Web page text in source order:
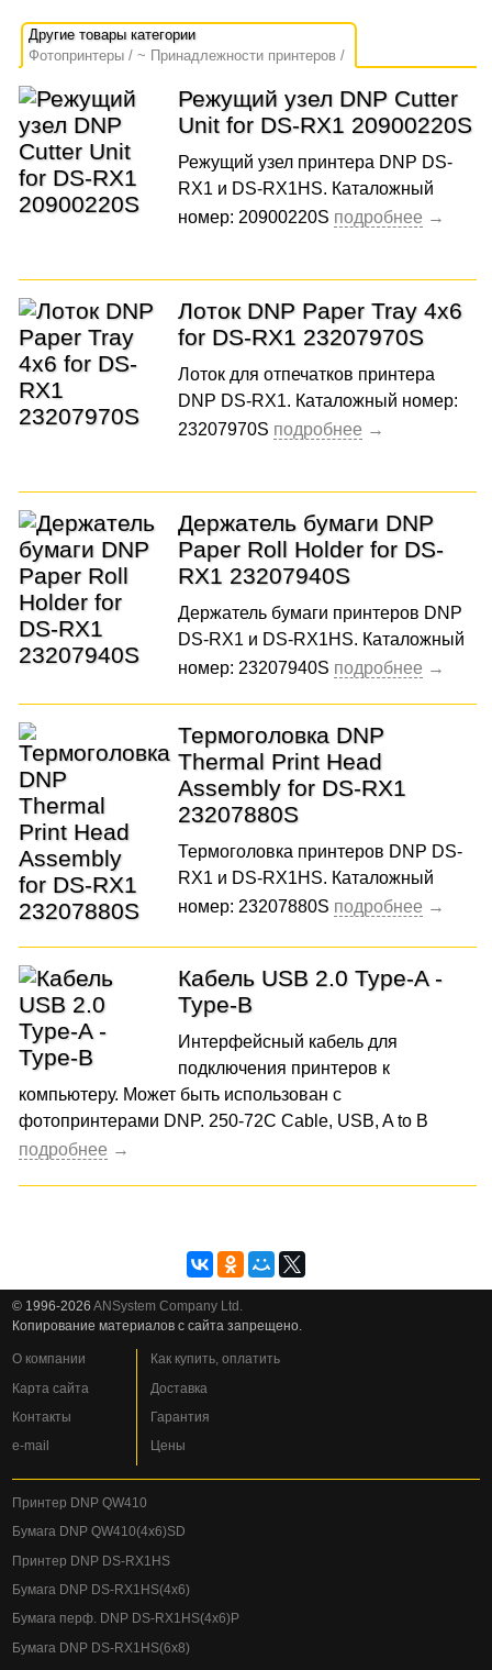
Фотопринтеры ~ Принадлежности принтеров
Режущий узел DNP Cutter
Unit for DS-RX1 20900220S
Режущий узел принтера DNP DS-
RX1 и DS-RX1HS. Каталожный
номер: 20900220S
Лоток DNP Paper Tray 4x6
for DS-RX1 23207970S
Лоток для отпечатков принтера
DNP DS-RX1. Каталожный номер:
23207970S
Держатель бумаги DNP
Paper Roll Holder for DS-
RX1 23207940S
Держатель бумаги принтеров DNP
DS-RX1 и DS-RX1HS. Каталожный
номер: 23207940S
Термоголовка DNP
Thermal Print Head
Assembly for DS-RX1
23207880S
Термоголовка принтеров DNP DS-
RX1 и DS-RX1HS. Каталожный
номер: 23207880S
Кабель USB 2.0 Type-A -
Type-B
Интерфейсный кабель для
подключения принтеров к
компьютеру. Может быть использован с
фотопринтерами DNP. 250-72C Cable, USB, A to B
© 1996-2026ANSystem Company Ltd.
Копирование материалов с сайта запрещено.
О компании
Карта сайта
Контакты
e-mail
Как купить, оплатить
Доставка
Гарантия
Цены
Принтер DNP QW410
Бумага DNP QW410(4x6)SD
Принтер DNP DS-RX1HS
Бумага DNP DS-RX1HS(4x6)
Бумага перф. DNP DS-RX1HS(4x6)P
Бумага DNP DS-RX1HS(6x8)